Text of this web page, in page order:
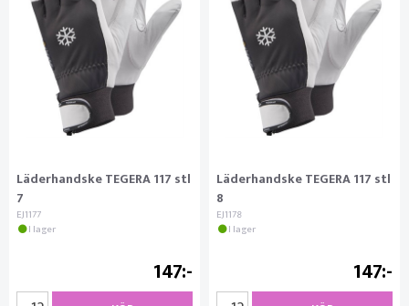
Läderhandske TEGERA 117 stl
7
EJ1177
I lager
147
Läderhandske TEGERA 117 stl
8
EJ1178
I lager
147